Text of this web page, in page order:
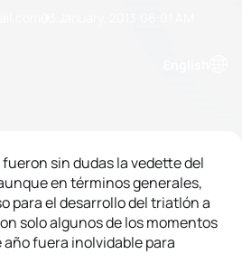
sin dudas la vedette del
en términos generales,
para el desarrollo del triatlón a
solo algunos de los momentos
fuera inolvidable para